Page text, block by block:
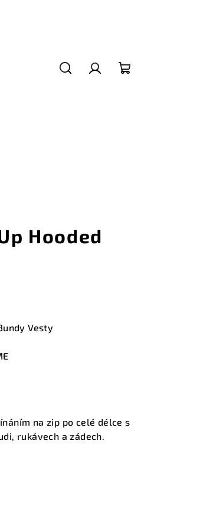
Hooded
Vesty
na zip po celé délce s
rukávech a zádech.